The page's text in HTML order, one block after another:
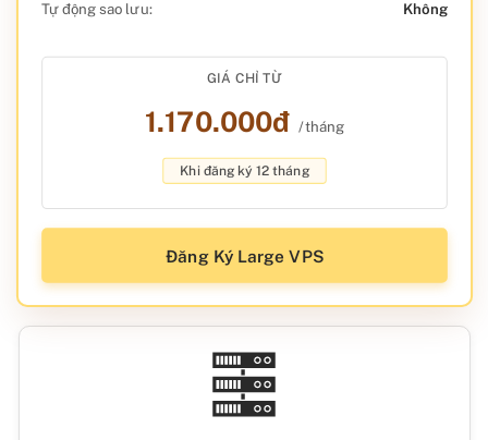
Tự động sao lưu: Không
GIÁ CHỈ TỪ
1.170.000đ /tháng
Khi đăng ký 12 tháng
Đăng Ký Large VPS